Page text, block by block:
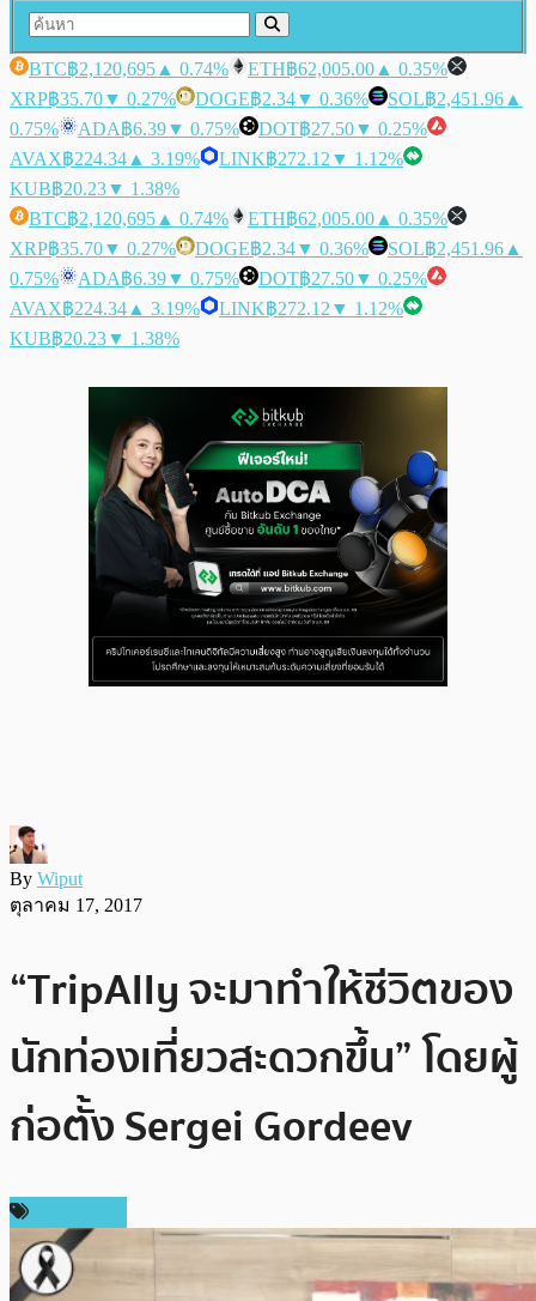
BTC฿2,120,695 ▲ 0.74% ETH฿62,005.00 ▲ 0.35%
XRP฿35.70▼ 0.27% DOGE฿2.34▼ 0.36% SOL฿2,451.96 ▲
0.75%
ADA฿6.39▼ 0.75% DOT฿27.50▼ 0.25%
AVAX฿224.34 ▲ 3.19% LINK฿272.12 ▼ 1.12%
KUB฿20.23▼ 1.38%
BTC฿2,120,695 ▲ 0.74% ETH฿62,005.00 ▲ 0.35%
XRP฿35.70▼ 0.27% DOGE฿2.34▼ 0.36% SOL฿2,451.96 ▲
0.75%
ADA฿6.39▼ 0.75% DOT฿27.50▼ 0.25%
AVAX฿224.34 ▲ 3.19% LINK฿272.12 ▼ 1.12%
KUB฿20.23▼ 1.38%
By Wiput
ตุลาคม 17, 2017
“TripAlly จะมาทำให้ชีวิตของ
นักท่องเที่ยวสะดวกขึ้น” โดยผู้
ก่อตั้ง Sergei Gordeev